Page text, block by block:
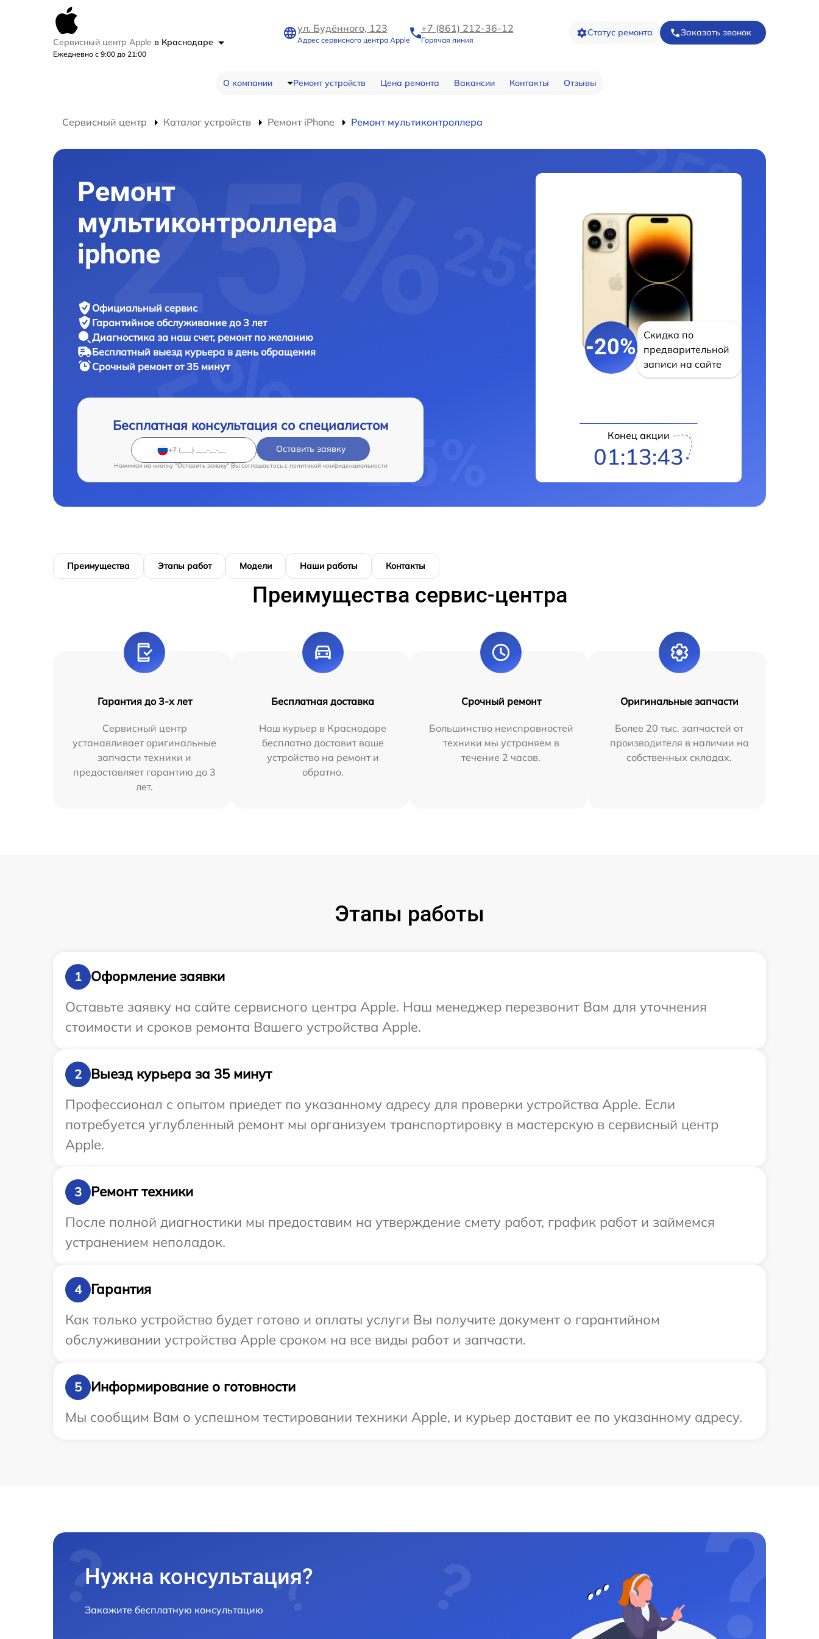
Сервисный центр Apple в Краснодаре
Ежедневно с 9:00 до 21:00
ул. Будённого, 123
Адрес сервисного центра Apple
+7 (861) 212-36-12
Горячая линия
Статус ремонта Заказать звонок
О компании Ремонт устройств Цена ремонта Вакансии Контакты Отзывы
Сервисный центр Каталог устройств Ремонт iPhone Ремонт мультиконтроллера
Ремонт
мультиконтроллера
iphone
Официальный сервис
Гарантийное обслуживание до 3 лет
Диагностика за наш счет, ремонт по желанию
Бесплатный выезд курьера в день обращения
Срочный ремонтот 35 минут
Бесплатная консультация со специалистом
Оставить заявку
Нажимая на кнопку "Оставить заявку" Вы соглашаетесь c политикой конфиденциальности
-20%
Скидка по
предварительной
записи на сайте
Конец акции
01:13:43
Преимущества Этапы работ Модели Наши работы Контакты
Преимущества сервис-центра
Гарантия до 3-х лет
Сервисный центр
устанавливает оригинальные
запчасти техники и
предоставляет гарантию до 3
лет.
Бесплатная доставка
Наш курьер в Краснодаре
бесплатно доставит ваше
устройство на ремонт и
обратно.
Срочный ремонт
Большинство неисправностей
техники мы устраняем в
течение 2 часов.
Оригинальные запчасти
Более 20 тыс. запчастей от
производителя в наличии на
собственных складах.
Этапы работы
1
Оформление заявки
Оставьте заявку на сайте сервисного центра Apple. Наш менеджер перезвонит Вам для уточнения
стоимости и сроков ремонта Вашего устройства Apple.
2
Выезд курьера за 35 минут
Профессионал с опытом приедет по указанному адресу для проверки устройства Apple. Если
потребуется углубленный ремонт мы организуем транспортировку в мастерскую в сервисный центр
Apple.
3
Ремонт техники
После полной диагностики мы предоставим на утверждение смету работ, график работ и займемся
устранением неполадок.
4
Гарантия
Как только устройство будет готово и оплаты услуги Вы получите документ о гарантийном
обслуживании устройства Apple сроком на все виды работ и запчасти.
5
Информирование о готовности
Мы сообщим Вам о успешном тестировании техники Apple, и курьер доставит ее по указанному адресу.
Нужна консультация?
Закажите бесплатную консультацию